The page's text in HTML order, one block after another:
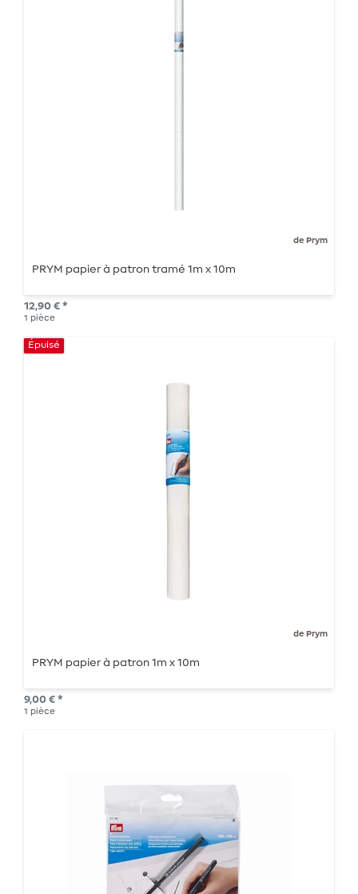
de Prym
PRYM papier à patron tramé 1m x 10m
12,90 € *
1 pièce
de Prym
Épuisé
PRYM papier à patron 1m x 10m
9,00 € *
1 pièce